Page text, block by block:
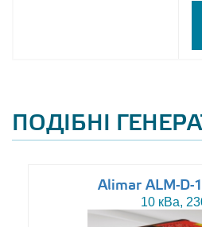
ПОДІБНІ
Alimar ALM-D-
10 кВа,